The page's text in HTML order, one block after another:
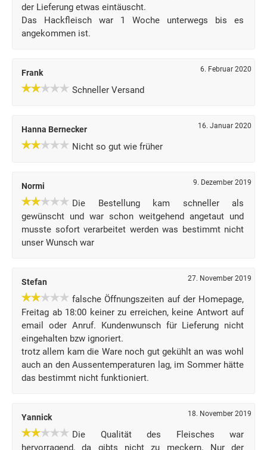
der Lieferung etwas eintäuscht.
Das Hackfleisch war 1 Woche unterwegs bis es
angekommen ist.
Frank 6. Februar 2020
Schneller Versand
Hanna Bernecker 16. Januar 2020
Nicht so gut wie früher
Normi 9. Dezember 2019
Die Bestellung kam schneller als
gewünscht und war schon weitgehend angetaut und
musste sofort verarbeitet werden was bestimmt nicht
unser Wunsch war
Stefan 27. November 2019
falsche Öffnungszeiten auf der Homepage,
Freitag ab 18:00 keiner zu erreichen, keine Antwort auf
email oder Anruf. Kundenwunsch für Lieferung nicht
eingehalten bzw ignoriert.
trotz allem kam die Ware noch gut gekühlt an was wohl
auch an den Aussentemperaturen lag, im Sommer hätte
das bestimmt nicht funktioniert.
Yannick 18. November 2019
Die Qualität des Fleisches war
hervorragend, da gibts nicht zu meckern. Nur der